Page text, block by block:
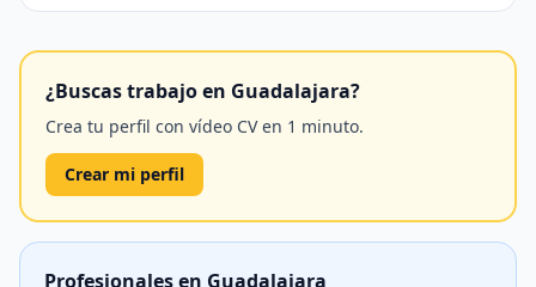
¿Buscas trabajo en Guadalajara?
Crea tu perfil con vídeo CV en 1 minuto.
Crear mi perfil
Profesionales en Guadalajara